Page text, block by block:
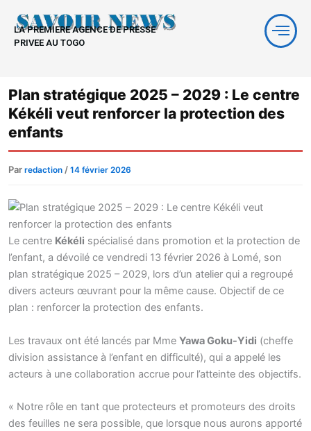
contenu
LA PREMIERE AGENCE DE PRESSE
PRIVEE AU TOGO
Plan stratégique 2025 – 2029 : Le centre
Kékéli veut renforcer la protection des
enfants
Par redaction / 14 février 2026
Le centre Kékéli spécialisé dans promotion et la protection de
l’enfant, a dévoilé ce vendredi 13 février 2026 à Lomé, son
plan stratégique 2025 – 2029, lors d’un atelier qui a regroupé
divers acteurs œuvrant pour la même cause. Objectif de ce
plan : renforcer la protection des enfants.
Les travaux ont été lancés par Mme Yawa Goku-Yidi (cheffe
division assistance à l’enfant en difficulté), qui a appelé les
acteurs à une collaboration accrue pour l’atteinte des objectifs.
« Notre rôle en tant que protecteurs et promoteurs des droits
des feuilles ne sera possible, que lorsque nous aurons apporté